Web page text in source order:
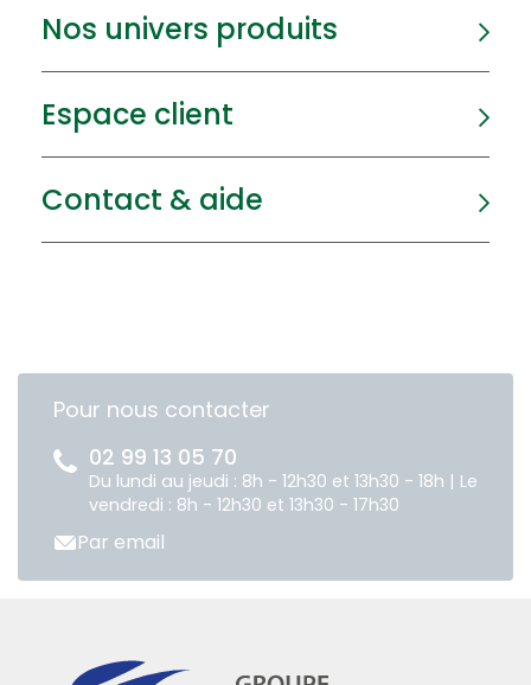
Nos univers produits
Espace client
Contact & aide
Pour nous contacter
02 99 13 05 70
Du lundi au jeudi : 8h - 12h30 et 13h30 - 18h | Le
vendredi : 8h - 12h30 et 13h30 - 17h30
Par email